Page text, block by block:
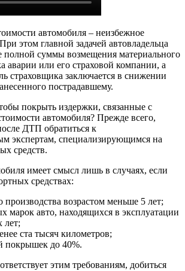
автомобиля – неизбежное
этом главной задачей автовладельца
полной суммы возмещения материального
аварии или его страховой компании, а
страховщика заключается в снижении
пострадавшему.
покрыть издержки, связанные с
автомобиля? Прежде всего,
ДТП обратиться к
экспертам, специализирующимся на
средств.
имеет смысл лишь в случаях, если
средствах:
производства возрастом меньше 5 лет;
марок авто, находящихся в эксплуатации
лет;
ста тысяч километров;
покрышек до 40%.
этим требованиям, добиться